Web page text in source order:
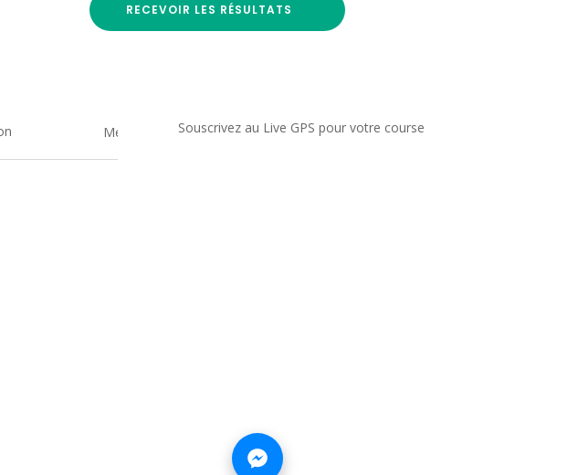
RECEVOIR LES RÉSULTATS
Medias Souscrivez au Live GPS pour votre course